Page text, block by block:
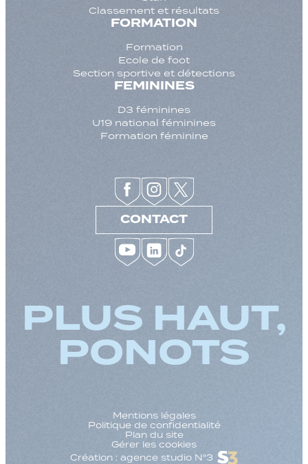
Classement et résultats
FORMATION
Formation
Ecole de foot
Section sportive et détections
FEMININES
D3 féminines
U19 national féminines
Formation féminine
CONTACT
PLUS HAUT,
PONOTS
Mentions légales
Politique de confidentialité
Plan du site
Gérer les cookies
Création : agence studio N°3